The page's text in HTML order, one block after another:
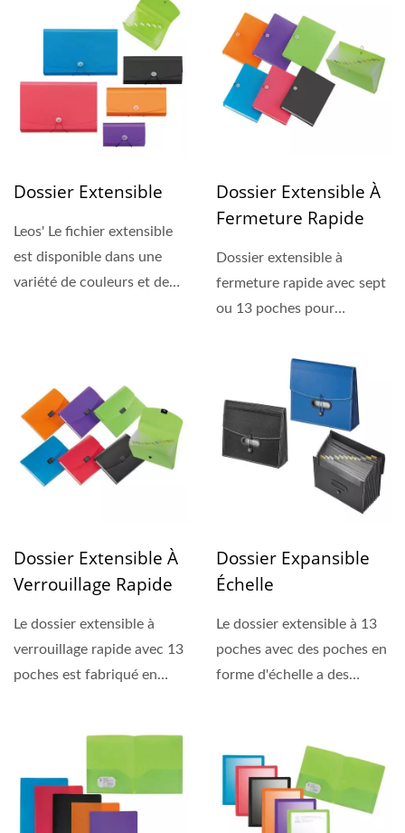
Dossier Extensible
Leos' Le fichier extensible
est disponible dans une
variété de couleurs et de
Dossier Extensible À
Fermeture Rapide
Dossier extensible à
fermeture rapide avec sept
ou 13 poches pour
documents...
Dossier Extensible À
Verrouillage Rapide
Le dossier extensible à
verrouillage rapide avec 13
poches est fabriqué en
Dossier Expansible
Échelle
Le dossier extensible à 13
poches avec des poches en
forme d'échelle a des